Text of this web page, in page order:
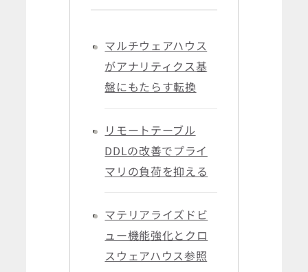
マルチウェアハウス
がアナリティクス基
盤にもたらす転換
リモートテーブル
DDLの改善でプライ
マリの負荷を抑える
マテリアライズドビ
ュー機能強化とクロ
スウェアハウス参照